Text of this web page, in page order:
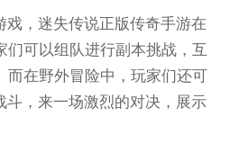
戏，迷失传说正版传奇手游在
们可以组队进行副本挑战，互
而在野外冒险中，玩家们还可
斗，来一场激烈的对决，展示